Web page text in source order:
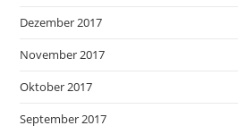
Dezember 2017
November 2017
Oktober 2017
September 2017